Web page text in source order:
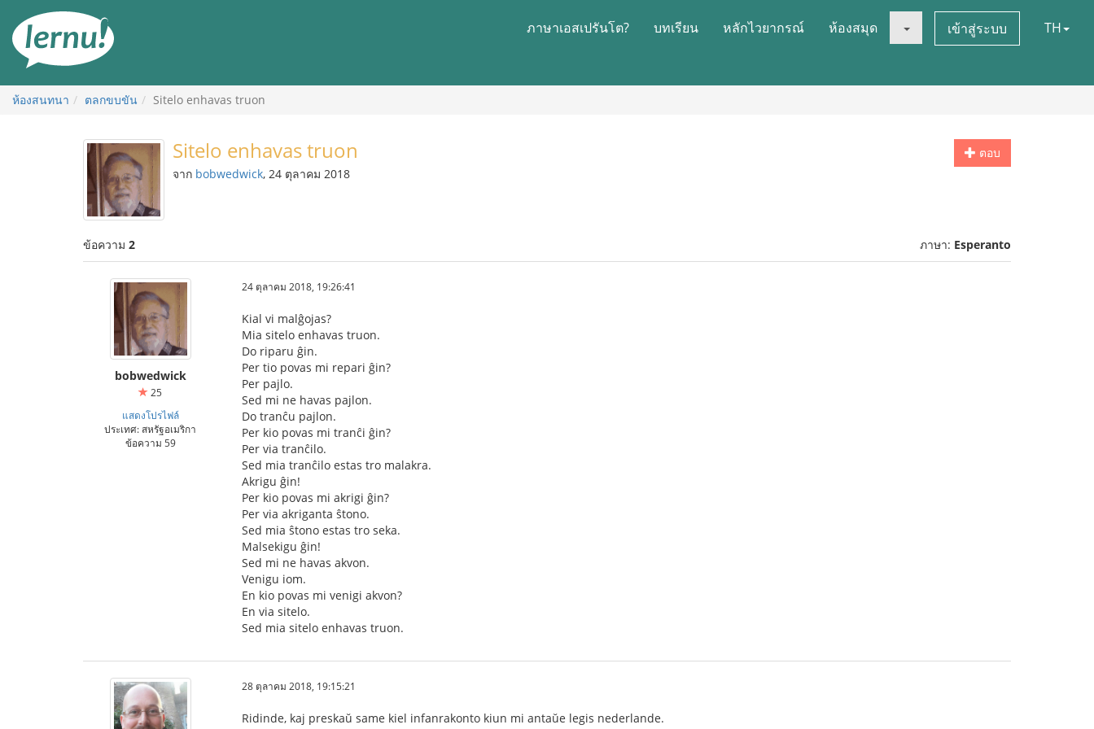
สารบัญ
ภาษาเอสเปรันโต? บทเรียน หลักไวยากรณ์ ห้องสมุด เข้าสู่ระบบ TH
ห้องสนทนา ตลกขบขัน Sitelo enhavas truon
ตอบ
Sitelo enhavas truon
จาก bobwedwick, 24 ตุลาคม 2018
ข้อความ 2 ภาษา: Esperanto
bobwedwick
25
แสดงโปรไฟล์
ประเทศ: สหรัฐอเมริกา
ข้อความ 59
24 ตุลาคม 2018, 19:26:41
Kial vi malĝojas?
Mia sitelo enhavas truon.
Do riparu ĝin.
Per tio povas mi repari ĝin?
Per pajlo.
Sed mi ne havas pajlon.
Do tranĉu pajlon.
Per kio povas mi tranĉi ĝin?
Per via tranĉilo.
Sed mia tranĉilo estas tro malakra.
Akrigu ĝin!
Per kio povas mi akrigi ĝin?
Per via akriganta ŝtono.
Sed mia ŝtono estas tro seka.
Malsekigu ĝin!
Sed mi ne havas akvon.
Venigu iom.
En kio povas mi venigi akvon?
En via sitelo.
Sed mia sitelo enhavas truon.
28 ตุลาคม 2018, 19:15:21
Ridinde, kaj preskaŭ same kiel infanrakonto kiun mi antaŭe legis nederlande.